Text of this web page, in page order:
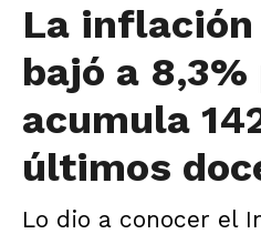
La
bajó a 8,3%
acumula
últimos
Lo dio a conocer el